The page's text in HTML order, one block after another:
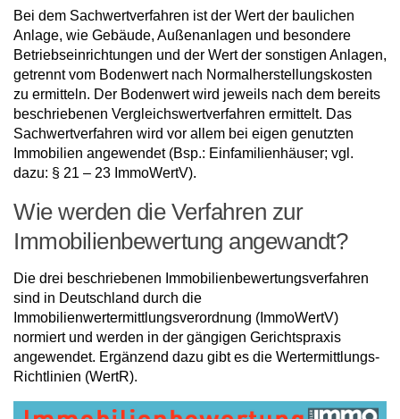
Bei dem Sachwertverfahren ist der Wert der baulichen
Anlage, wie Gebäude, Außenanlagen und besondere
Betriebseinrichtungen und der Wert der sonstigen Anlagen,
getrennt vom Bodenwert nach Normalherstellungskosten
zu ermitteln. Der Bodenwert wird jeweils nach dem bereits
beschriebenen Vergleichswertverfahren ermittelt. Das
Sachwertverfahren wird vor allem bei eigen genutzten
Immobilien angewendet (Bsp.: Einfamilienhäuser; vgl.
dazu: § 21 – 23 ImmoWertV).
Wie werden die Verfahren zur
Immobilienbewertung angewandt?
Die drei beschriebenen Immobilienbewertungsverfahren
sind in Deutschland durch die
Immobilienwertermittlungsverordnung (ImmoWertV)
normiert und werden in der gängigen Gerichtspraxis
angewendet. Ergänzend dazu gibt es die Wertermittlungs-
Richtlinien (WertR).